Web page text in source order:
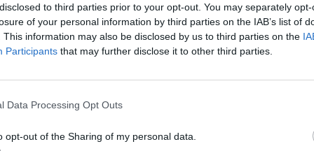
to third parties prior to your opt-out. You may separately
of your personal information by third parties on the IAB’s list of
This information may also be disclosed by us to third parties on the
Participants that may further disclose it to other third parties.
Data Processing Opt Outs
opt-out of the Sharing of my personal data.
jest umiejętność łączenia pracy zawodowej
– szeroko pojętej – radomskiej medycyny.
w czasopismach ogólnopolskich i
wartościami chrześcijańskimi, a wiarę w Boga
Zaangażowanie doktora Wiraszki pokazuje
pomocy bliźnim. Był wielokrotnie